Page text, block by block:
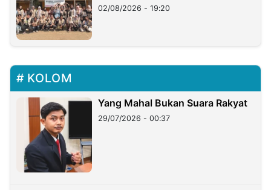
02/08/2026 - 19:20
KOLOM
Yang Mahal Bukan Suara Rakyat
29/07/2026 - 00:37